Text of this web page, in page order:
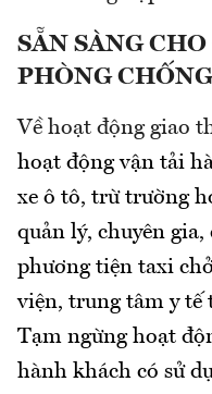
SẴN SÀNG
PHÒNG
Về hoạt động giao
hoạt động vận tải
xe ô tô, trừ trường
quản lý, chuyên
phương tiện taxi
viện, trung tâm y tế
Tạm ngừng hoạt
hành khách có sử